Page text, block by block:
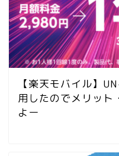
【楽天モバイル】
用したのでメリット
よー